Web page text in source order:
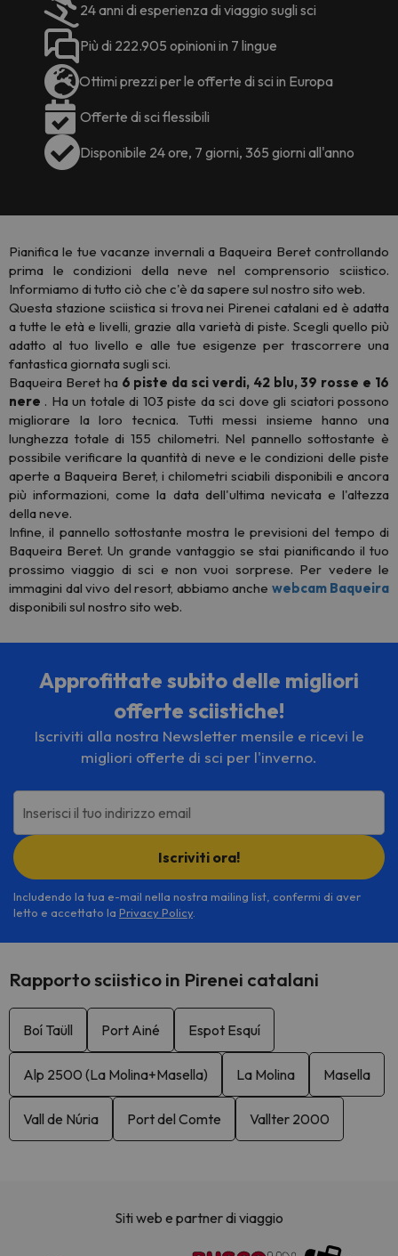
24 anni di esperienza di viaggio sugli sci
Più di 222.905 opinioni in 7 lingue
Ottimi prezzi per le offerte di sci in Europa
Offerte di sci flessibili
Disponibile 24 ore, 7 giorni, 365 giorni all'anno
Pianifica le tue vacanze invernali a Baqueira Beret controllando
prima le condizioni della neve nel comprensorio sciistico.
Informiamo di tutto ciò che c'è da sapere sul nostro sito web.
Questa stazione sciistica si trova nei Pirenei catalani ed è adatta
a tutte le età e livelli, grazie alla varietà di piste. Scegli quello più
adatto al tuo livello e alle tue esigenze per trascorrere una
fantastica giornata sugli sci.
Baqueira Beret ha 6 piste da sci verdi, 42 blu, 39 rosse e 16
nere . Ha un totale di 103 piste da sci dove gli sciatori possono
migliorare la loro tecnica. Tutti messi insieme hanno una
lunghezza totale di 155 chilometri. Nel pannello sottostante è
possibile verificare la quantità di neve e le condizioni delle piste
aperte a Baqueira Beret, i chilometri sciabili disponibili e ancora
più informazioni, come la data dell'ultima nevicata e l'altezza
della neve.
Infine, il pannello sottostante mostra le previsioni del tempo di
Baqueira Beret. Un grande vantaggio se stai pianificando il tuo
prossimo viaggio di sci e non vuoi sorprese. Per vedere le
immagini dal vivo del resort, abbiamo anche webcam Baqueira
disponibili sul nostro sito web.
Approfittate subito delle migliori
offerte sciistiche!
Iscriviti alla nostra Newsletter mensile e ricevi le
migliori offerte di sci per l'inverno.
Inserisci il tuo indirizzo email
Iscriviti ora!
Includendo la tua e-mail nella nostra mailing list, confermi di aver
letto e accettato la Privacy Policy.
Rapporto sciistico in Pirenei catalani
Boí Taüll Port Ainé Espot Esquí
Alp 2500 (La Molina+Masella) La Molina Masella
Vall de Núria Port del Comte Vallter 2000
Siti web e partner di viaggio